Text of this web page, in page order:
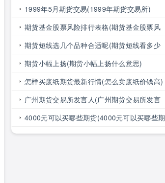
1999年5月期货交易(1999年期货交易所)
期货基金股票风险排行表格(期货基金股票风
险排行表格图)
期货短线选几个品种合适呢(期货短线看多少
分钟线)
期货小幅上扬(期货小幅上扬什么意思)
怎样买废纸期货最新行情(怎么卖废纸价钱高)
广州期货交易所发言人(广州期货交易所发言
人是谁)
4000元可以买哪些期货(4000元可以买哪些期
货呢)